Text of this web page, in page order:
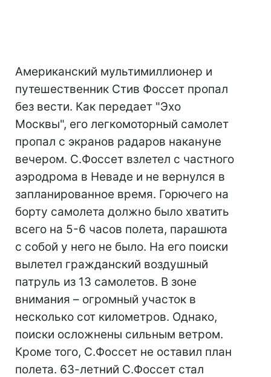
Американский мультимиллионер и
путешественник Стив Фоссет пропал
без вести. Как передает "Эхо
Москвы", его легкомоторный самолет
пропал с экранов радаров накануне
вечером. С.Фоссет взлетел с частного
аэродрома в Неваде и не вернулся в
запланированное время. Горючего на
борту самолета должно было хватить
всего на 5-6 часов полета, парашюта
с собой у него не было. На его поиски
вылетел гражданский воздушный
патруль из 13 самолетов. В зоне
внимания – огромный участок в
несколько сот километров. Однако,
поиски осложнены сильным ветром.
Кроме того, С.Фоссет не оставил план
полета. 63-летний С.Фоссет стал